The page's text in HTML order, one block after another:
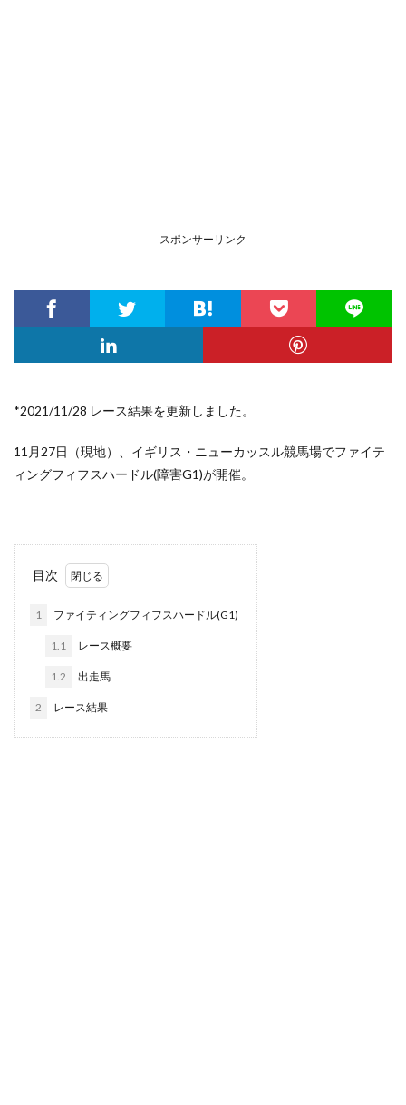
スポンサーリンク
*2021/11/28 レース結果を更新しました。
11月27日（現地）、イギリス・ニューカッスル競馬場でファイテ
ィングフィフスハードル(障害G1)が開催。
目次
1 ファイティングフィフスハードル(G1)
1.1 レース概要
1.2 出走馬
2 レース結果